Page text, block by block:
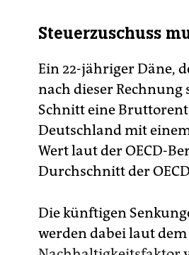
Steuerzuschuss
Ein 22-jähriger Däne,
nach dieser Rechnung
Schnitt eine
Deutschland mit
Wert laut der OECD-
Durchschnitt der
Die künftigen
werden dabei laut